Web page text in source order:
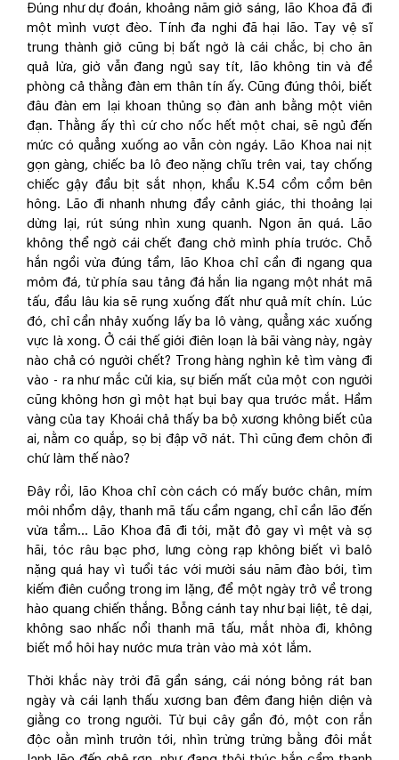
Đúng như dự đoán, khoảng năm giờ sáng, lão Khoa đã đi
một mình vượt đèo. Tính đa nghi đã hại lão. Tay vệ sĩ
trung thành giờ cũng bị bất ngờ là cái chắc, bị cho ăn
quả lừa, giờ vẫn đang ngủ say tít, lão không tin và đề
phòng cả thằng đàn em thân tín ấy. Cũng đúng thôi, biết
đâu đàn em lại khoan thủng sọ đàn anh bằng một viên
đạn. Thằng ấy thì cứ cho nốc hết một chai, sẽ ngủ đến
mức có quẳng xuống ao vẫn còn ngáy. Lão Khoa nai nịt
gọn gàng, chiếc ba lô đeo nặng chĩu trên vai, tay chống
chiếc gậy đầu bịt sắt nhọn, khẩu K.54 cồm cồm bên
hông. Lão đi nhanh nhưng đầy cảnh giác, thi thoảng lại
dừng lại, rút súng nhìn xung quanh. Ngon ăn quá. Lão
không thể ngờ cái chết đang chờ mình phía trước. Chỗ
hắn ngồi vừa đúng tầm, lão Khoa chỉ cần đi ngang qua
mỏm đá, từ phía sau tảng đá hắn lia ngang một nhát mã
tấu, đầu lâu kia sẽ rụng xuống đất như quả mít chín. Lúc
đó, chỉ cần nhảy xuống lấy ba lô vàng, quẳng xác xuống
vực là xong. Ở cái thế giới điên loạn là bãi vàng này, ngày
nào chả có người chết? Trong hàng nghìn kẻ tìm vàng đi
vào - ra như mắc cửi kia, sự biến mất của một con người
cũng không hơn gì một hạt bụi bay qua trước mắt. Hầm
vàng của tay Khoái chả thấy ba bộ xương không biết của
ai, nằm co quắp, sọ bị đập vỡ nát. Thì cũng đem chôn đi
chứ làm thế nào?
Đây rồi, lão Khoa chỉ còn cách có mấy bước chân, mím
môi nhổm dậy, thanh mã tấu cầm ngang, chỉ cần lão đến
vừa tầm… Lão Khoa đã đi tới, mặt đỏ gay vì mệt và sợ
hãi, tóc râu bạc phơ, lưng còng rạp không biết vì balô
nặng quá hay vì tuổi tác với mười sáu năm đào bới, tìm
kiếm điên cuồng trong im lặng, để một ngày trở về trong
hào quang chiến thắng. Bỗng cánh tay như bại liệt, tê dại,
không sao nhấc nổi thanh mã tấu, mắt nhòa đi, không
biết mồ hôi hay nước mưa tràn vào mà xót lắm.
Thời khắc này trời đã gần sáng, cái nóng bỏng rát ban
ngày và cái lạnh thấu xương ban đêm đang hiện diện và
giằng co trong người. Từ bụi cây gần đó, một con rắn
độc oằn mình trườn tới, nhìn trừng trừng bằng đôi mắt